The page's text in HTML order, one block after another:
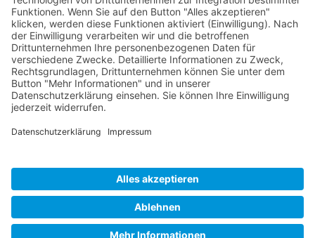
Service
Media
© 2026 - Camaro Erich Roiser GmbH
AGB Impressum